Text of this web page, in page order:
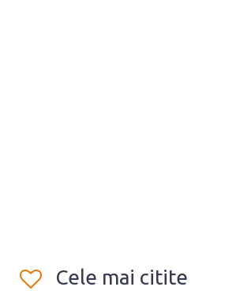
Cele mai citite